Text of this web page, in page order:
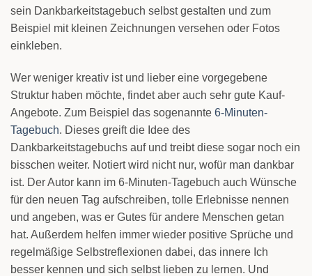
sein Dankbarkeitstagebuch selbst gestalten und zum
Beispiel mit kleinen Zeichnungen versehen oder Fotos
einkleben.
Wer weniger kreativ ist und lieber eine vorgegebene
Struktur haben möchte, findet aber auch sehr gute Kauf-
Angebote. Zum Beispiel das sogenannte 6-Minuten-
Tagebuch. Dieses greift die Idee des
Dankbarkeitstagebuchs auf und treibt diese sogar noch ein
bisschen weiter. Notiert wird nicht nur, wofür man dankbar
ist. Der Autor kann im 6-Minuten-Tagebuch auch Wünsche
für den neuen Tag aufschreiben, tolle Erlebnisse nennen
und angeben, was er Gutes für andere Menschen getan
hat. Außerdem helfen immer wieder positive Sprüche und
regelmäßige Selbstreflexionen dabei, das innere Ich
besser kennen und sich selbst lieben zu lernen. Und